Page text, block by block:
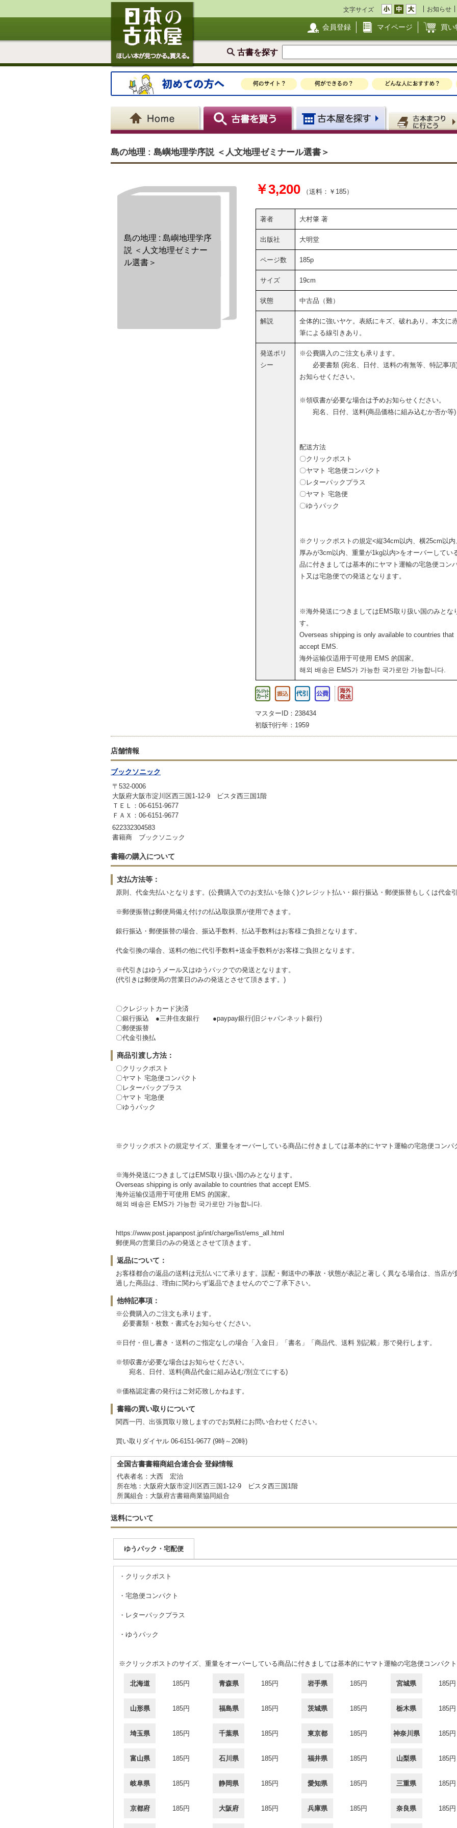
文字サイズ お知らせ
会員登録 マイページ 買い
古書を探す
島の地理 : 島嶼地理学序説 ＜人文地理ゼミナール選書＞
島の地理 : 島嶼地理学序
説 ＜人文地理ゼミナー
ル選書＞
￥3,200 （送料：￥185）
著者 大村肇 著
出版社 大明堂
ページ数 185p
サイズ 19cm
状態 中古品（難）
解説
全体的に強いヤケ。表紙にキズ、破れあり。本文に
筆による線引きあり。
発送ポリ
シー
※公費購入のご注文も承ります。
必要書類 (宛名、日付、送料の有無等、特記事項
お知らせください。
※領収書が必要な場合は予めお知らせください。
宛名、日付、送料(商品価格に組み込むか否か等)
配送方法
〇クリックポスト
〇ヤマト 宅急便コンパクト
〇レターパックプラス
〇ヤマト 宅急便
〇ゆうパック
※クリックポストの規定<縦34cm以内、横25cm以内
厚みが3cm以内、重量が1kg以内>をオーバーしてい
品に付きましては基本的にヤマト運輸の宅急便コン
ト又は宅急便での発送となります。
※海外発送につきましてはEMS取り扱い国のみとな
す。
Overseas shipping is only available to countries that
accept EMS.
海外运输仅适用于可使用 EMS 的国家。
해외 배송은 EMS가 가능한 국가로만 가능합니다.
マスターID：238434
初版刊行年：1959
店舗情報
ブックソニック
〒532-0006
大阪府大阪市淀川区西三国1-12-9 ビスタ西三国1階
ＴＥＬ：06-6151-9677
ＦＡＸ：06-6151-9677
622332304583
書籍商 ブックソニック
書籍の購入について
支払方法等：
原則、代金先払いとなります。(公費購入でのお支払いを除く)クレジット払い・銀行振込・郵便振替もしくは代金
※郵便振替は郵便局備え付けの払込取扱票が使用できます。
銀行振込・郵便振替の場合、振込手数料、払込手数料はお客様ご負担となります。
代金引換の場合、送料の他に代引手数料+送金手数料がお客様ご負担となります。
※代引きはゆうメール又はゆうパックでの発送となります。
(代引きは郵便局の営業日のみの発送とさせて頂きます。)
〇クレジットカード決済
〇銀行振込 ●三井住友銀行 ●paypay銀行(旧ジャパンネット銀行)
〇郵便振替
〇代金引換払
商品引渡し方法：
〇クリックポスト
〇ヤマト 宅急便コンパクト
〇レターパックプラス
〇ヤマト 宅急便
〇ゆうパック
※クリックポストの規定サイズ、重量をオーバーしている商品に付きましては基本的にヤマト運輸の宅急便コンパ
※海外発送につきましてはEMS取り扱い国のみとなります。
Overseas shipping is only available to countries that accept EMS.
海外运输仅适用于可使用 EMS 的国家。
해외 배송은 EMS가 가능한 국가로만 가능합니다.
https://www.post.japanpost.jp/int/charge/list/ems_all.html
郵便局の営業日のみの発送とさせて頂きます。
返品について：
お客様都合の返品の送料は元払いにて承ります。誤配・郵送中の事故・状態が表記と著しく異なる場合は、当店
過した商品は、理由に関わらず返品できませんのでご了承下さい。
他特記事項：
※公費購入のご注文も承ります。
必要書類・枚数・書式をお知らせください。
※日付・但し書き・送料のご指定なしの場合「入金日」「書名」「商品代、送料 別記載」形で発行します。
※領収書が必要な場合はお知らせください。
宛名、日付、送料(商品代金に組み込む/別立てにする)
※価格認定書の発行はご対応致しかねます。
書籍の買い取りについて
関西一円、出張買取り致しますのでお気軽にお問い合わせください。
買い取りダイヤル 06-6151-9677 (9時～20時)
全国古書書籍商組合連合会 登録情報
代表者名：大西 宏治
所在地：大阪府大阪市淀川区西三国1-12-9 ビスタ西三国1階
所属組合：大阪府古書籍商業協同組合
送料について
ゆうパック・宅配便
・クリックポスト
・宅急便コンパクト
・レターパックプラス
・ゆうパック
※クリックポストのサイズ、重量をオーバーしている商品に付きましては基本的にヤマト運輸の宅急便コンパクト
北海道 185円 青森県 185円 岩手県 185円 宮城県 185円
山形県 185円 福島県 185円 茨城県 185円 栃木県 185円
埼玉県 185円 千葉県 185円 東京都 185円 神奈川県 185円
富山県 185円 石川県 185円 福井県 185円 山梨県 185円
岐阜県 185円 静岡県 185円 愛知県 185円 三重県 185円
京都府 185円 大阪府 185円 兵庫県 185円 奈良県 185円